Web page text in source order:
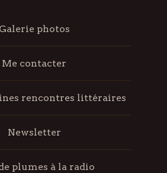
Galerie photos
Me contacter
rencontres littéraires
Newsletter
plumes à la radio